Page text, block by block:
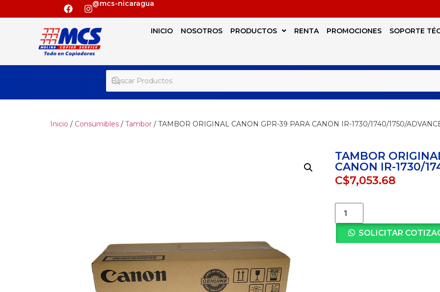
@mcs-nicaragua
INICIO NOSOTROS PRODUCTOS RENTA PROMOCIONES SOPORTE
Inicio / Consumibles / Tambor / TAMBOR ORIGINAL CANON GPR-39 PARA CANON IR-1730/1740/1750/
TAMBOR
CANON IR-1730/
C$7,053.68
SOLICITAR